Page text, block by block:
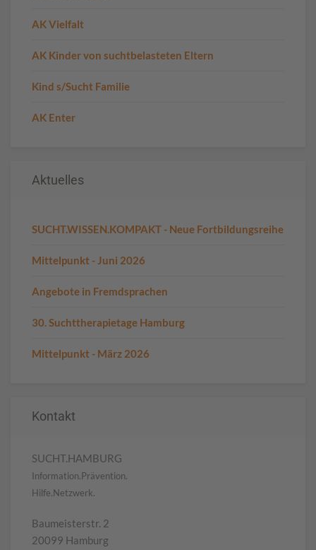
AK Vielfalt
AK Kinder von suchtbelasteten Eltern
Kind s/Sucht Familie
AK Enter
Aktuelles
SUCHT.WISSEN.KOMPAKT - Neue Fortbildungsreihe
Mittelpunkt - Juni 2026
Angebote in Fremdsprachen
30. Suchttherapietage Hamburg
Mittelpunkt - März 2026
Kontakt
SUCHT.HAMBURG
Information.Prävention.
Hilfe.Netzwerk.
Baumeisterstr. 2
20099 Hamburg